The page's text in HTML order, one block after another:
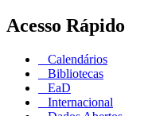
Acesso Rápido
Calendários
Bibliotecas
EaD
Internacional